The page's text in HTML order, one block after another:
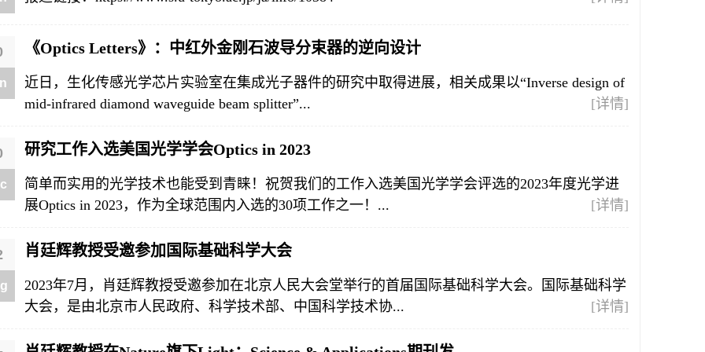
《Optics Letters》：中红外金刚石波导分束器的逆向设计
近日，生化传感光学芯片实验室在集成光子器件的研究中取得进展，相关成果以“Inverse design of
mid-infrared diamond waveguide beam splitter”...
[详情]
研究工作入选美国光学学会Optics in 2023
简单而实用的光学技术也能受到青睐！祝贺我们的工作入选美国光学学会评选的2023年度光学进
展Optics in 2023，作为全球范围内入选的30项工作之一！...
[详情]
肖廷辉教授受邀参加国际基础科学大会
2023年7月，肖廷辉教授受邀参加在北京人民大会堂举行的首届国际基础科学大会。国际基础科学
大会，是由北京市人民政府、科学技术部、中国科学技术协...
[详情]